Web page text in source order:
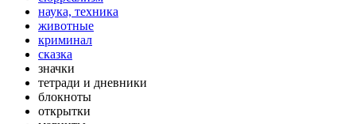
наука, техника
животные
криминал
сказка
значки
тетради и дневники
блокноты
открытки